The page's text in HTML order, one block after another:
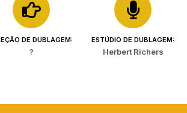
DE DUBLAGEM:
?
ESTÚDIO DE DUBLAGEM:
Herbert Richers